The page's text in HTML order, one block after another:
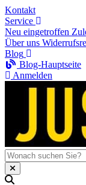
Kontakt
Service
Neu eingetroffen
Über uns
Blog
Blog-Hauptseite
Anmelden